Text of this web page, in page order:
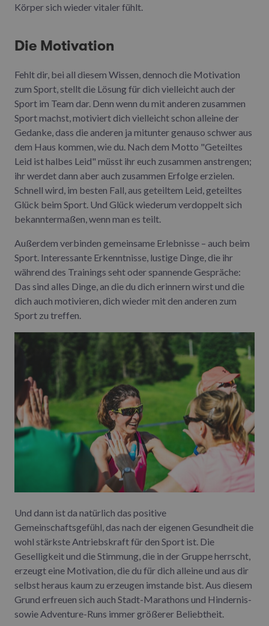
Körper sich wieder vitaler fühlt.
Die Motivation
Fehlt dir, bei all diesem Wissen, dennoch die Motivation
zum Sport, stellt die Lösung für dich vielleicht auch der
Sport im Team dar. Denn wenn du mit anderen zusammen
Sport machst, motiviert dich vielleicht schon alleine der
Gedanke, dass die anderen ja mitunter genauso schwer aus
dem Haus kommen, wie du. Nach dem Motto "Geteiltes
Leid ist halbes Leid" müsst ihr euch zusammen anstrengen;
ihr werdet dann aber auch zusammen Erfolge erzielen.
Schnell wird, im besten Fall, aus geteiltem Leid, geteiltes
Glück beim Sport. Und Glück wiederum verdoppelt sich
bekanntermaßen, wenn man es teilt.
Außerdem verbinden gemeinsame Erlebnisse – auch beim
Sport. Interessante Erkenntnisse, lustige Dinge, die ihr
während des Trainings seht oder spannende Gespräche:
Das sind alles Dinge, an die du dich erinnern wirst und die
dich auch motivieren, dich wieder mit den anderen zum
Sport zu treffen.
Und dann ist da natürlich das positive
Gemeinschaftsgefühl, das nach der eigenen Gesundheit die
wohl stärkste Antriebskraft für den Sport ist. Die
Geselligkeit und die Stimmung, die in der Gruppe herrscht,
erzeugt eine Motivation, die du für dich alleine und aus dir
selbst heraus kaum zu erzeugen imstande bist. Aus diesem
Grund erfreuen sich auch Stadt-Marathons und Hindernis-
sowie Adventure-Runs immer größerer Beliebtheit.